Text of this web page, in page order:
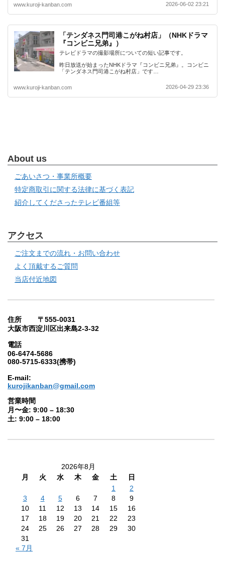
www.kuroji-kanban.com 2026-06-02 23:21
「テンダネス門司港こがね村店」（NHKドラマ
『コンビニ兄弟』）
テレビドラマの撮影場所についての短い記事です。
昨日放送が始まったNHKドラマ『コンビニ兄弟』。コンビニ
「テンダネス門司港こがね村店」です…
www.kuroji-kanban.com 2026-04-29 23:36
About us
ごあいさつ・事業所概要
特定商取引に関する法律に基づく表記
紹介してくださったテレビ番組等
アクセス
ご注文までの流れ・お問い合わせ
よく頂戴するご質問
当店付近地図
住所 〒555-0031
大阪市西淀川区出来島2-3-32
電話
06-6474-5686
080-5715-6333(携帯)
E-mail:
kurojikanban@gmail.com
営業時間
月〜金: 9:00 – 18:30
土: 9:00 – 18:00
2026年8月
月
火 水 木 金 土
日
1
2
3
4 5 6 7 8
9
10
11 12 13 14 15
16
17
18 19 20 21 22
23
24
25 26 27 28 29
30
31
« 7月